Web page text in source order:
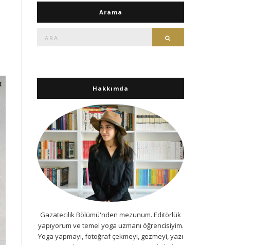
Arama
Hakkımda
Gazatecilik Bölümü'nden mezunum. Editörlük
yapıyorum ve temel yoga uzmanı öğrencisiyim.
Yoga yapmayı, fotoğraf çekmeyi, gezmeyi, yazı